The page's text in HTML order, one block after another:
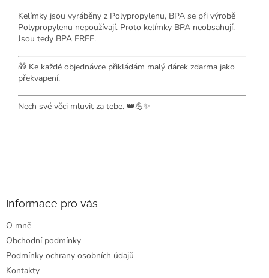
Kelímky jsou vyráběny z Polypropylenu, BPA se při výrobě
Polypropylenu nepoužívají. Proto kelímky BPA neobsahují.
Jsou tedy BPA FREE.
🎁 Ke každé objednávce přikládám malý dárek zdarma jako
překvapení.
Nech své věci mluvit za tebe. 👑💪✨
Informace pro vás
O mně
Obchodní podmínky
Podmínky ochrany osobních údajů
Kontakty